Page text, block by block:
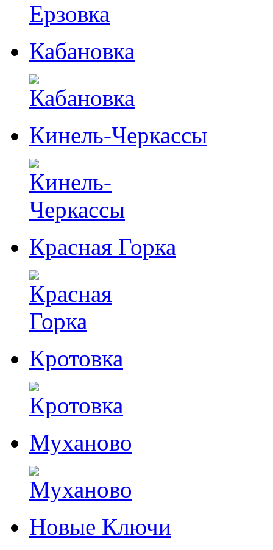
Кабановка
Кинель-Черкассы
Красная Горка
Кротовка
Муханово
Новые Ключи